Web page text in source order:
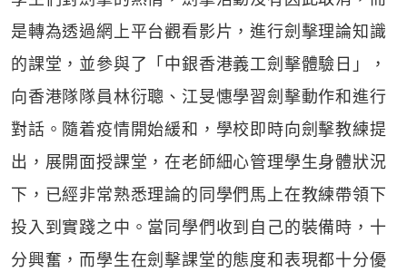
是轉為透過網上平台觀看影片，進行劍擊理論知識
的課堂，並參與了「中銀香港義工劍擊體驗日」，
向香港隊隊員林衍聰、江旻憓學習劍擊動作和進行
對話。隨着疫情開始緩和，學校即時向劍擊教練提
出，展開面授課堂，在老師細心管理學生身體狀況
下，已經非常熟悉理論的同學們馬上在教練帶領下
投入到實踐之中。當同學們收到自己的裝備時，十
分興奮，而學生在劍擊課堂的態度和表現都十分優